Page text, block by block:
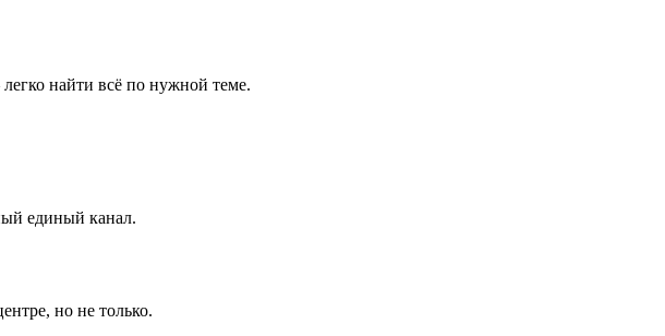
найти всё по нужной теме.
единый канал.
но не только.